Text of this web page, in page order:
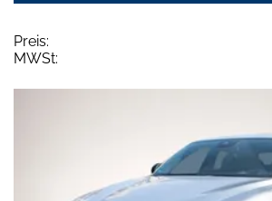
Preis:
MWSt: